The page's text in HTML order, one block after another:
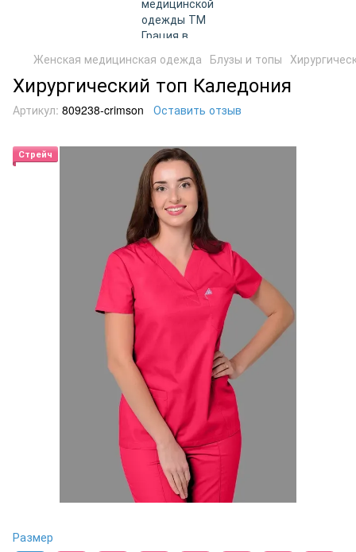
Женская медицинская одежда Блузы и топы
Хирургический топ Каледония
Артикул: 809238-crimson Оставить отзыв
Стрейч
Размер